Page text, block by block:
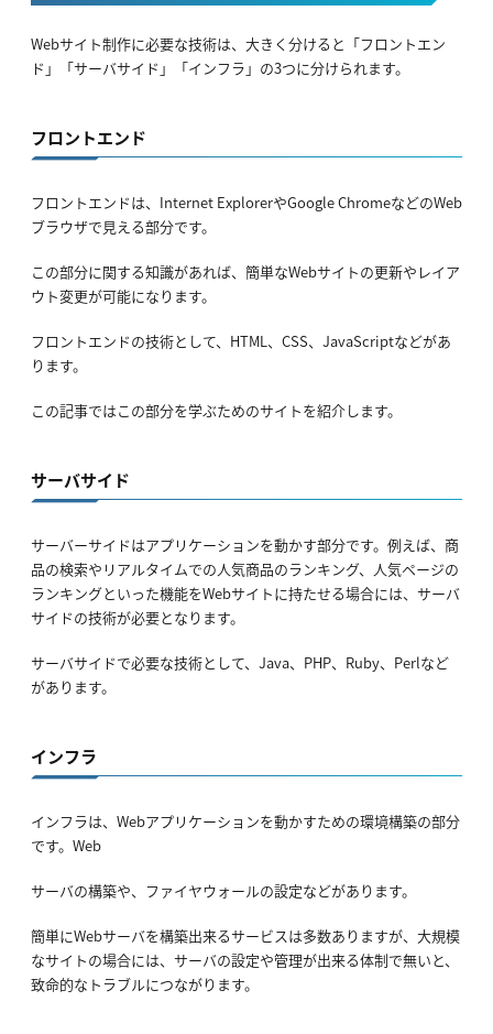
Webサイト制作に必要な技術は、大きく分けると「フロントエン
ド」「サーバサイド」「インフラ」の3つに分けられます。
フロントエンド
フロントエンドは、Internet ExplorerやGoogle ChromeなどのWeb
ブラウザで見える部分です。
この部分に関する知識があれば、簡単なWebサイトの更新やレイア
ウト変更が可能になります。
フロントエンドの技術として、HTML、CSS、JavaScriptなどがあ
ります。
この記事ではこの部分を学ぶためのサイトを紹介します。
サーバサイド
サーバーサイドはアプリケーションを動かす部分です。例えば、商
品の検索やリアルタイムでの人気商品のランキング、人気ページの
ランキングといった機能をWebサイトに持たせる場合には、サーバ
サイドの技術が必要となります。
サーバサイドで必要な技術として、Java、PHP、Ruby、Perlなど
があります。
インフラ
インフラは、Webアプリケーションを動かすための環境構築の部分
です。Web
サーバの構築や、ファイヤウォールの設定などがあります。
簡単にWebサーバを構築出来るサービスは多数ありますが、大規模
なサイトの場合には、サーバの設定や管理が出来る体制で無いと、
致命的なトラブルにつながります。